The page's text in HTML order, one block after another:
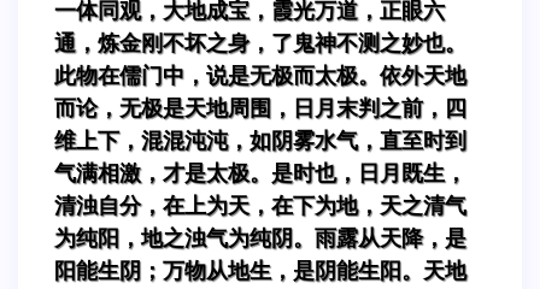
一体同观，大地成宝，霞光万道，正眼六
通，炼金刚不坏之身，了鬼神不测之妙也。
此物在儒门中，说是无极而太极。依外天地
而论，无极是天地周围，日月末判之前，四
维上下，混混沌沌，如阴雾水气，直至时到
气满相激，才是太极。是时也，日月既生，
清浊自分，在上为天，在下为地，天之清气
为纯阳，地之浊气为纯阴。雨露从天降，是
阳能生阴；万物从地生，是阴能生阳。天地